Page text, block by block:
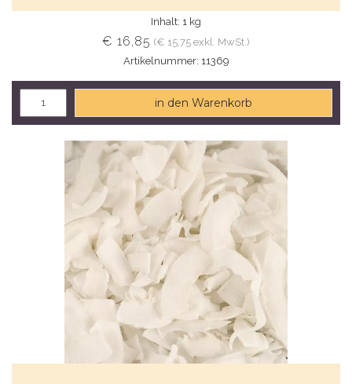
Inhalt: 1 kg
€ 16,85 (€ 15,75 exkl. MwSt.)
Artikelnummer: 11369
in den Warenkorb